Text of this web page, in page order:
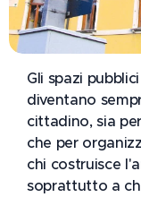
Gli spazi
diventano
cittadino, sia
che per
chi costruisce
soprattutto a